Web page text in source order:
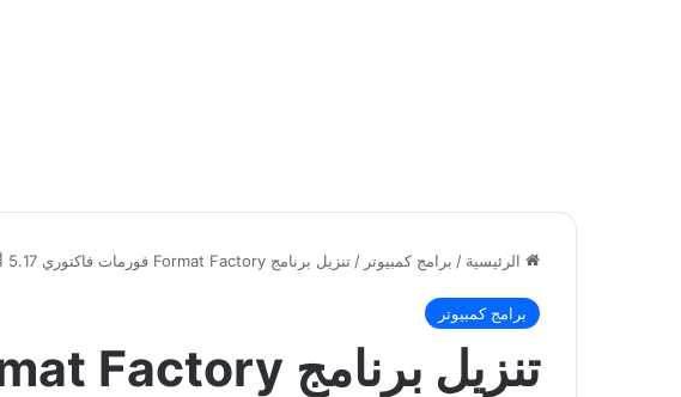
الرئيسية / برامج كمبيوتر / تنزيل برنامج Format Factory فورمات فاكتوري 5.17 أخر اصدار برابط مباشر
برامج كمبيوتر